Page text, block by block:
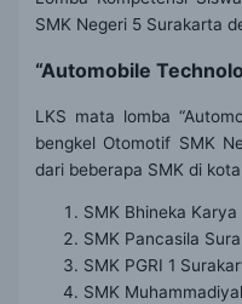
SMK Negeri 5 Surakarta
“Automobile
LKS mata lomba
bengkel Otomotif SMK
dari beberapa SMK di
SMK Bhineka
SMK Pancasila
SMK PGRI 1
SMK